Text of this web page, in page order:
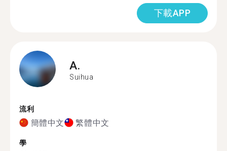
下載APP
A.
Suihua
流利
簡體中文 繁體中文
學